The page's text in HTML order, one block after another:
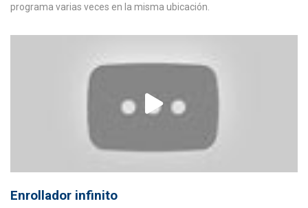
programa varias veces en la misma ubicación.
Enrollador infinito